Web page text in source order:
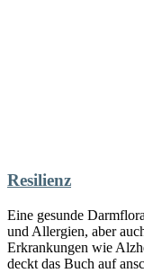
Resilienz
Eine gesunde
und Allergien, aber
Erkrankungen wie
deckt das Buch auf